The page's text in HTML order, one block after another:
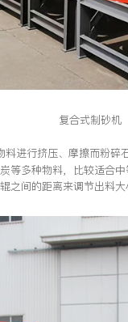
复合式制砂机
料进行挤压、摩擦而粉碎
等多种物料，比较适合
之间的距离来调节出料大